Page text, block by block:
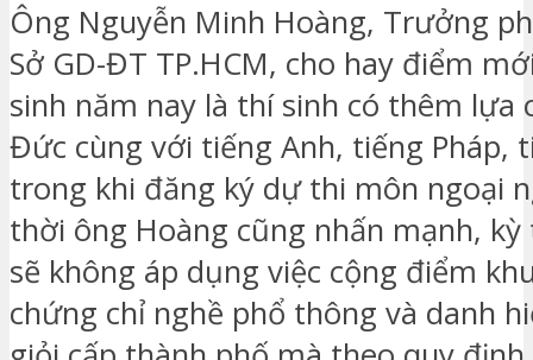
Ông Nguyễn Minh Hoàng, Trưởng
Sở GD-ĐT TP.HCM, cho hay điểm
sinh năm nay là thí sinh có thêm lựa
Đức cùng với tiếng Anh, tiếng Pháp,
trong khi đăng ký dự thi môn ngoại
thời ông Hoàng cũng nhấn mạnh,
sẽ không áp dụng việc cộng điểm
chứng chỉ nghề phổ thông và danh